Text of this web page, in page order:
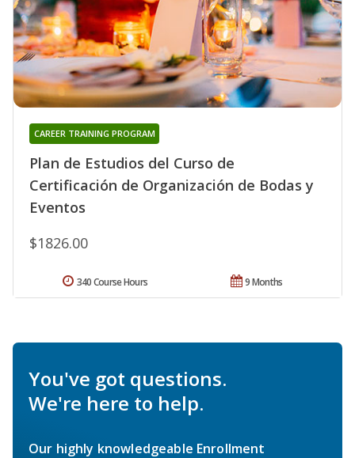
Plan de Estudios del Curso de
Certificación de Organización de Bodas y
Eventos
CAREER TRAINING PROGRAM
$1826.00
9 Months
340 Course Hours
You've got questions.
We're here to help.
Our highly knowledgeable Enrollment